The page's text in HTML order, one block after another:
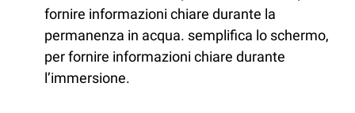
fornire informazioni chiare durante la
permanenza in acqua. semplifica lo schermo,
per fornire informazioni chiare durante
l’immersione.